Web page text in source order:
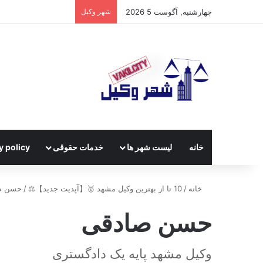
چهارشنبه, آگوست 5 2026 شهر وکیل
خانه لیست شهر ها خدمات حقوقی policy
خانه / 10 تا از بهترین وکیل مشهد 🥇【آپدیت جدید】⚖️ / حسن
حسن صادقی
وکیل مشهد پایه یک دادگستری